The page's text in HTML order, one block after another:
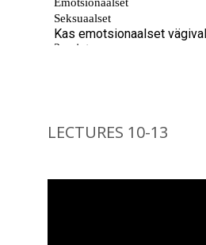
LECTURES 10-13